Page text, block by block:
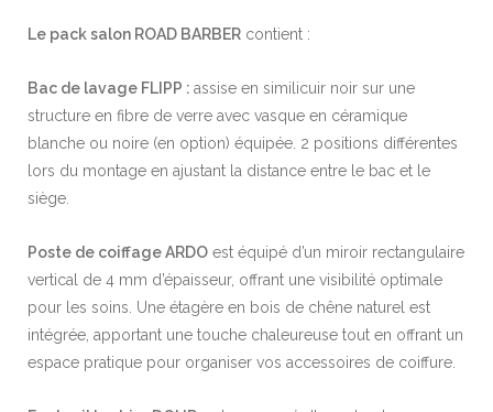
Le pack salon ROAD BARBER contient :
Bac de lavage FLIPP : assise en similicuir noir sur une
structure en fibre de verre avec vasque en céramique
blanche ou noire (en option) équipée. 2 positions différentes
lors du montage en ajustant la distance entre le bac et le
siège.
Poste de coiffage ARDO est équipé d’un miroir rectangulaire
vertical de 4 mm d’épaisseur, offrant une visibilité optimale
pour les soins. Une étagère en bois de chêne naturel est
intégrée, apportant une touche chaleureuse tout en offrant un
espace pratique pour organiser vos accessoires de coiffure.